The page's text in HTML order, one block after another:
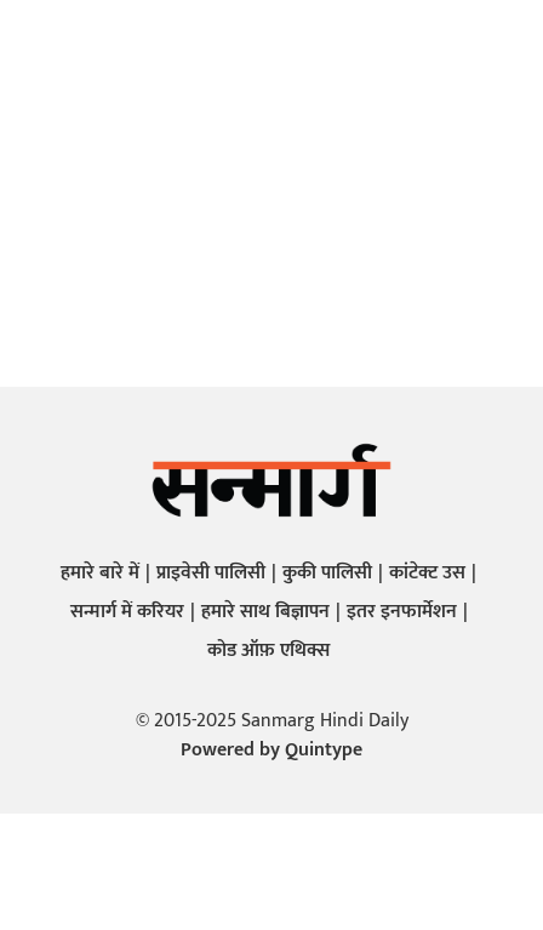
हमारे बारे में प्राइवेसी पालिसी कुकी पालिसी कांटेक्ट उस
सन्मार्ग में करियर हमारे साथ बिज्ञापन इतर इनफार्मेशन
कोड ऑफ़ एथिक्स
© 2015-2025 Sanmarg Hindi Daily
Powered byQuintype